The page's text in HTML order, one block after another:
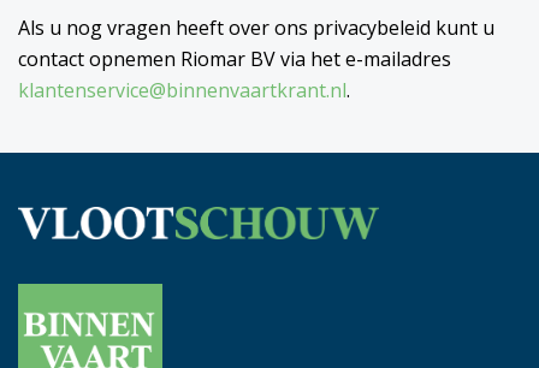
Als u nog vragen heeft over ons privacybeleid kunt u
contact opnemen Riomar BV via het e-mailadres
klantenservice@binnenvaartkrant.nl.